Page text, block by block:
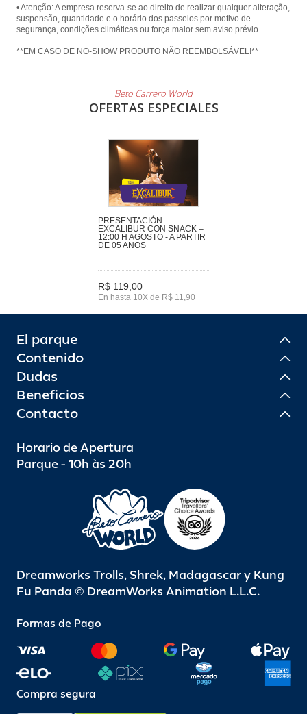
• Atenção: A empresa reserva-se ao direito de realizar qualquer alteração,
suspensão, quantidade e o horário dos passeios por motivo de
segurança, condições climáticas ou força maior sem aviso prévio.
**EM CASO DE NO-SHOW PRODUTO NÃO REEMBOLSÁVEL!**
Beto Carrero World
OFERTAS ESPECIALES
PRESENTACIÓN
EXCALIBUR CON SNACK –
12:00 H AGOSTO - A PARTIR
DE 05 ANOS
R$ 119,00
En hasta 10X de R$ 11,90
El parque
Contenido
Dudas
Beneficios
Contacto
Horario de Apertura
Parque - 10h às 20h
Dreamworks Trolls, Shrek, Madagascar y Kung
Fu Panda © DreamWorks Animation L.L.C.
Formas de Pago
Compra segura